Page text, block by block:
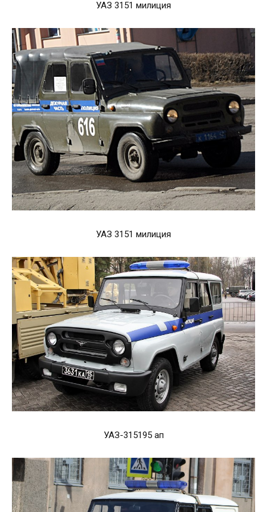
УАЗ 3151 милиция
УАЗ 3151 милиция
УАЗ-315195 ап